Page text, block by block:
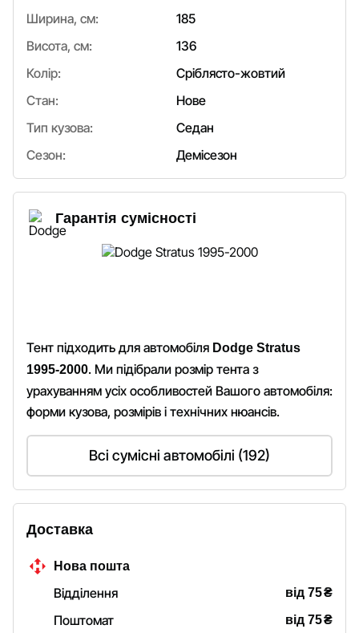
Ширина, см:
185
Висота, см:
136
Колір:
Сріблясто-жовтий
Стан:
Нове
Тип кузова:
Седан
Сезон:
Демісезон
Гарантія сумісності
Тент підходить для автомобіля Dodge Stratus
1995-2000. Ми підібрали розмір тента з
урахуванням усіх особливостей Вашого автомобіля:
форми кузова, розмірів і технічних нюансів.
Всі сумісні автомобілі (192)
Доставка
Нова пошта
Відділення від 75₴
Поштомат
від 75₴